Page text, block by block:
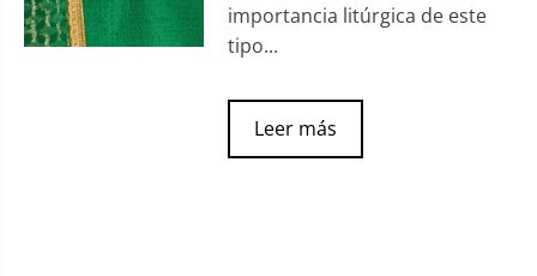
importancia litúrgica de este
tipo...
Leer más